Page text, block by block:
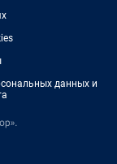
данных и